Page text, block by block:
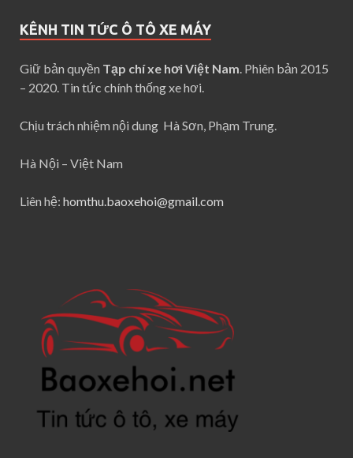
KÊNH TIN TỨC Ô TÔ XE MÁY
Giữ bản quyền Tạp chí xe hơi Việt Nam. Phiên bản 2015
– 2020. Tin tức chính thống xe hơi.
Chịu trách nhiệm nội dung Hà Sơn, Phạm Trung.
Hà Nội – Việt Nam
Liên hệ: homthu.baoxehoi@gmail.com